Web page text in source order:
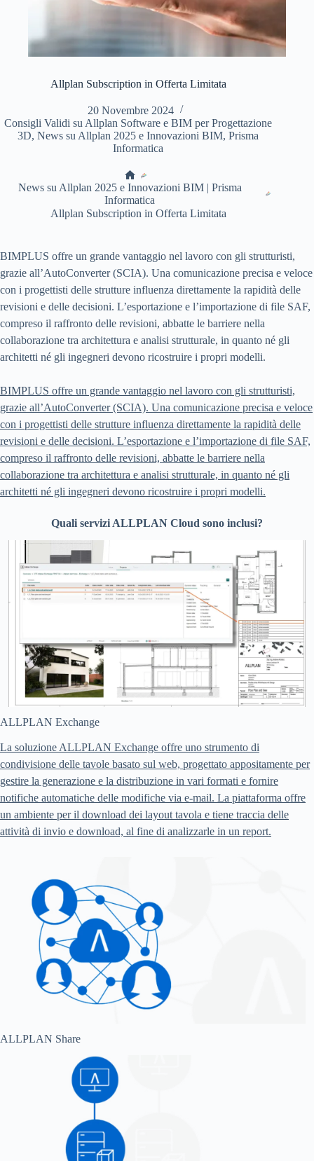
Allplan Subscription in Offerta Limitata
20 Novembre 2024
Consigli Validi su Allplan Software e BIM per Progettazione
3D,News su Allplan 2025 e Innovazioni BIM,Prisma
Informatica
Home
News su Allplan 2025 e Innovazioni BIM | Prisma
Informatica
Allplan Subscription in Offerta Limitata
BIMPLUS offre un grande vantaggio nel lavoro con gli strutturisti,
grazie all’AutoConverter (SCIA). Una comunicazione precisa e veloce
con i progettisti delle strutture influenza direttamente la rapidità delle
revisioni e delle decisioni. L’esportazione e l’importazione di file SAF,
compreso il raffronto delle revisioni, abbatte le barriere nella
collaborazione tra architettura e analisi strutturale, in quanto né gli
architetti né gli ingegneri devono ricostruire i propri modelli.
BIMPLUS offre un grande vantaggio nel lavoro con gli strutturisti,
grazie all’AutoConverter (SCIA). Una comunicazione precisa e veloce
con i progettisti delle strutture influenza direttamente la rapidità delle
revisioni e delle decisioni. L’esportazione e l’importazione di file SAF,
compreso il raffronto delle revisioni, abbatte le barriere nella
collaborazione tra architettura e analisi strutturale, in quanto né gli
architetti né gli ingegneri devono ricostruire i propri modelli.
Quali servizi ALLPLAN Cloud sono inclusi?
ALLPLAN Exchange
La soluzione ALLPLAN Exchange offre uno strumento di
condivisione delle tavole basato sul web, progettato appositamente per
gestire la generazione e la distribuzione in vari formati e fornire
notifiche automatiche delle modifiche via e-mail. La piattaforma offre
un ambiente per il download dei layout tavola e tiene traccia delle
attività di invio e download, al fine di analizzarle in un report.
ALLPLAN Share